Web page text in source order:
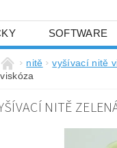
SOFTWARE
PRO VYŠÍVÁNÍ
SLUŽBY
PLATNÝ OD 6. 5.2024
nitě vyšívací nitě
viskóza
NITĚ